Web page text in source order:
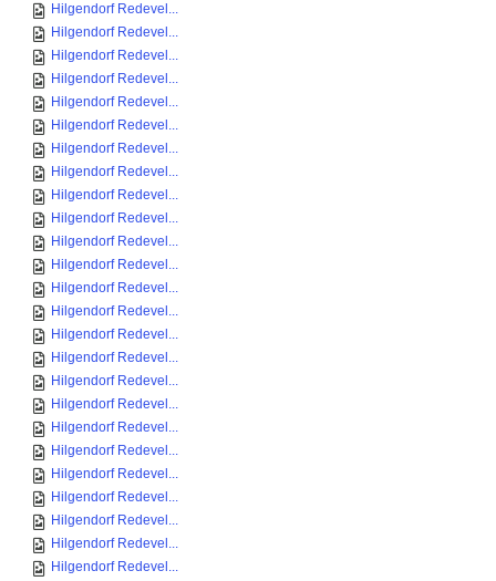
Hilgendorf Redevel...
Hilgendorf Redevel...
Hilgendorf Redevel...
Hilgendorf Redevel...
Hilgendorf Redevel...
Hilgendorf Redevel...
Hilgendorf Redevel...
Hilgendorf Redevel...
Hilgendorf Redevel...
Hilgendorf Redevel...
Hilgendorf Redevel...
Hilgendorf Redevel...
Hilgendorf Redevel...
Hilgendorf Redevel...
Hilgendorf Redevel...
Hilgendorf Redevel...
Hilgendorf Redevel...
Hilgendorf Redevel...
Hilgendorf Redevel...
Hilgendorf Redevel...
Hilgendorf Redevel...
Hilgendorf Redevel...
Hilgendorf Redevel...
Hilgendorf Redevel...
Hilgendorf Redevel...